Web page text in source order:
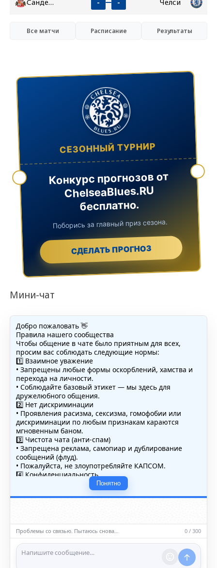
Сандерленд - - Челси
Все матчи Расписание Результаты
СЕЗОННЫЙ ТУРНИР
Конкурс прогнозов от
ChelseaBlues.RU
бесплатно.
Поборись за главный приз сезона.
СДЕЛАТЬ ПРОГНОЗ
Мини-чат
Добро пожаловать 👋
Правила нашего сообщества
Чтобы общение в чате было приятным для всех,
просим вас соблюдать следующие нормы:
1️⃣ Взаимное уважение
• Запрещены любые формы оскорблений, хамства и
перехода на личности.
• Соблюдайте базовый этикет — мы здесь для
дружелюбного общения.
2️⃣ Нет дискриминации
• Проявления расизма, сексизма, гомофобии или
дискриминации по любым признакам караются
мгновенным баном.
3️⃣ Чистота чата (анти-спам)
• Запрещена реклама, самопиар и дублирование
сообщений (флуд).
• Пожалуйста, не злоупотребляйте КАПСОМ.
4️⃣ Конфиденциальность
• Не публикуйте личные данные — свои или чужие
(телефоны, адреса, документы).
5️⃣ Уместность контента
насилию.
ℹ️ Модераторы и администраторы вправе удалять
сообщения и ограничивать доступ к чату при
нарушении правил.
Понятно
Повтор через 5с 0 / 300